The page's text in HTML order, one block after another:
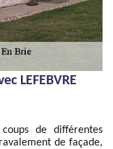
LEFEBVRE
de différentes
de façade,